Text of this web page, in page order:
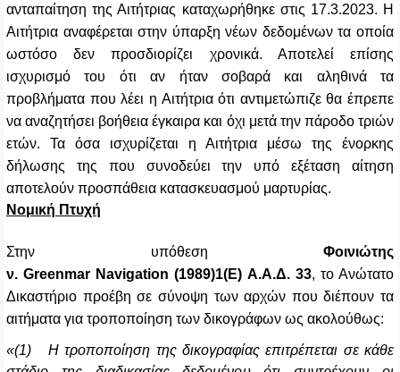
ανταπαίτηση της Αιτήτριας καταχωρήθηκε στις 17.3.2023. Η
Αιτήτρια αναφέρεται στην ύπαρξη νέων δεδομένων τα οποία
ωστόσο δεν προσδιορίζει χρονικά. Αποτελεί επίσης
ισχυρισμό του ότι αν ήταν σοβαρά και αληθινά τα
προβλήματα που λέει η Αιτήτρια ότι αντιμετώπιζε θα έπρεπε
να αναζητήσει βοήθεια έγκαιρα και όχι μετά την πάροδο τριών
ετών. Τα όσα ισχυρίζεται η Αιτήτρια μέσω της ένορκης
δήλωσης της που συνοδεύει την υπό εξέταση αίτηση
αποτελούν προσπάθεια κατασκευασμού μαρτυρίας.
Νομική Πτυχή
Στην υπόθεση Φοινιώτης
ν. Greenmar Navigation (1989)1(E) Α.Α.Δ. 33, το Ανώτατο
Δικαστήριο προέβη σε σύνοψη των αρχών που διέπουν τα
αιτήματα για τροποποίηση των δικογράφων ως ακολούθως:
«(1) Η τροποποίηση της δικογραφίας επιτρέπεται σε κάθε